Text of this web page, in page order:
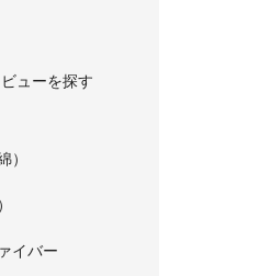
ューを探す
）
イバー